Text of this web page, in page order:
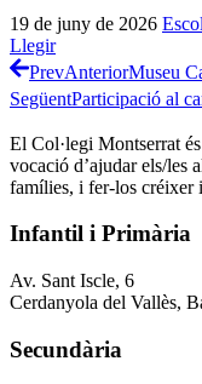
19 de juny de 2026
Llegir
PrevAnteriorMuseu
SegüentParticipació al
El Col·legi Montserrat
vocació d’ajudar els/les
famílies, i fer-los créixer
Infantil i Primària
Av. Sant Iscle, 6
Cerdanyola del Vallès,
Secundària